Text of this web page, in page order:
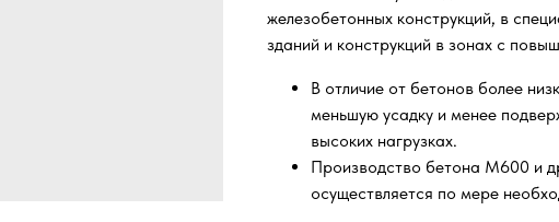
железобетонных конструкций, в
зданий и конструкций в зонах с
В отличие от бетонов более
меньшую усадку и менее
высоких нагрузках.
Производство бетона М600 и
осуществляется по мере